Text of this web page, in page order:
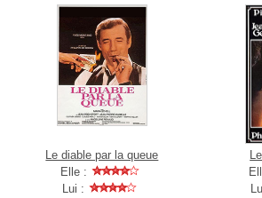
Le diable par la queue
Elle :
Lui :